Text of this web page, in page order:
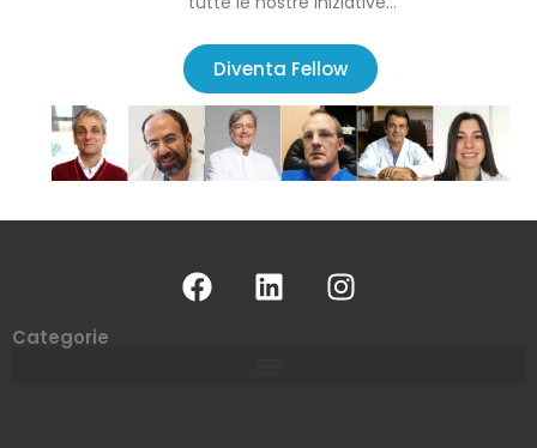
Diventa Fellow
Categorie